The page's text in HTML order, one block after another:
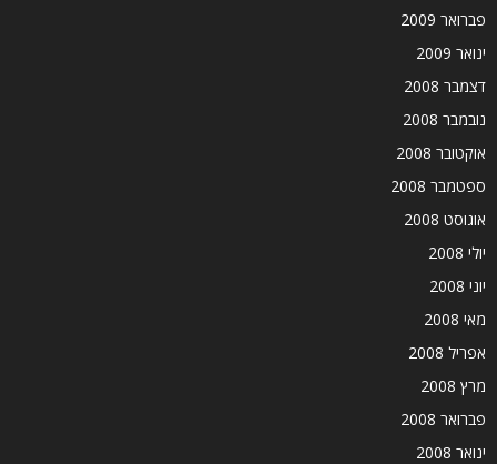
פברואר 2009
ינואר 2009
דצמבר 2008
נובמבר 2008
אוקטובר 2008
ספטמבר 2008
אוגוסט 2008
יולי 2008
יוני 2008
מאי 2008
אפריל 2008
מרץ 2008
פברואר 2008
ינואר 2008